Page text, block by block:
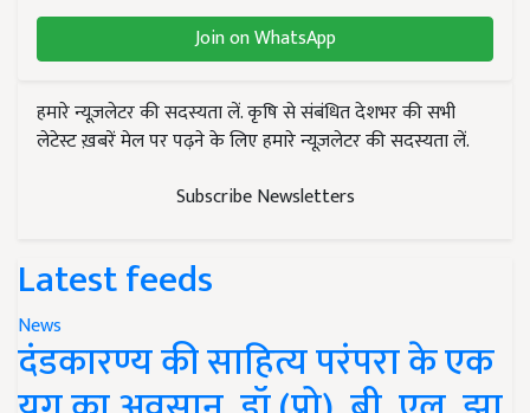
Join on WhatsApp
हमारे न्यूज़लेटर की सदस्यता लें. कृषि से संबंधित देशभर की सभी
लेटेस्ट ख़बरें मेल पर पढ़ने के लिए हमारे न्यूज़लेटर की सदस्यता लें.
Subscribe Newsletters
Latest feeds
News
दंडकारण्य की साहित्य परंपरा के एक